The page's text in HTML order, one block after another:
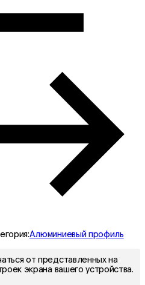
Алюминиевый профиль
от представленных на
экрана вашего устройства.